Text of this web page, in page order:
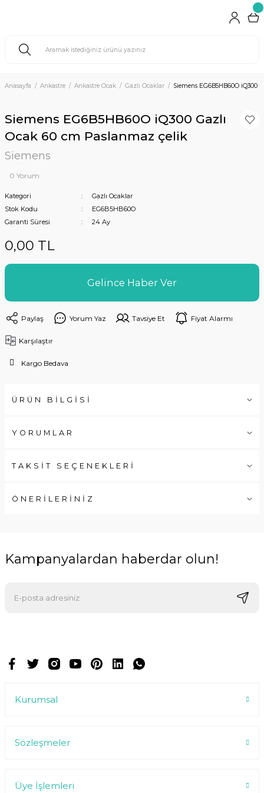
Anasayfa Ankastre Ankastre Ocak Gazlı Ocaklar Siemens EG6B5HB60O iQ300
Siemens EG6B5HB60O iQ300 Gazlı
Ocak 60 cm Paslanmaz çelik
Siemens
0 Yorum
Kategori
Gazlı Ocaklar
Stok Kodu
EG6B5HB60O
Garanti Süresi
24 Ay
0,00 TL
Gelince Haber Ver
Paylaş Yorum Yaz Tavsiye Et Fiyat Alarmı
Karşılaştır
Kargo Bedava
ÜRÜN BİLGİSİ
YORUMLAR
TAKSİT SEÇENEKLERİ
ÖNERİLERİNİZ
Kampanyalardan haberdar olun!
Kurumsal
Sözleşmeler
Üye İşlemleri